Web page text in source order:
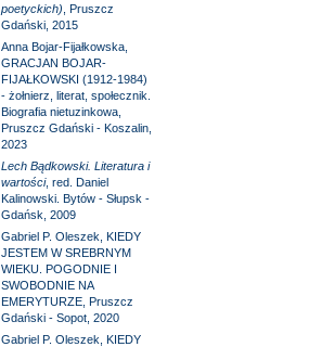
poetyckich) , Pruszcz
Gdański, 2015
Anna Bojar-Fijałkowska,
GRACJAN BOJAR-
FIJAŁKOWSKI (1912-1984)
- żołnierz, literat, społecznik.
Biografia nietuzinkowa,
Pruszcz Gdański - Koszalin,
2023
Lech Bądkowski. Literatura i
wartości, red. Daniel
Kalinowski. Bytów - Słupsk -
Gdańsk, 2009
Gabriel P. Oleszek, KIEDY
JESTEM W SREBRNYM
WIEKU. POGODNIE I
SWOBODNIE NA
EMERYTURZE, Pruszcz
Gdański - Sopot, 2020
Gabriel P. Oleszek, KIEDY